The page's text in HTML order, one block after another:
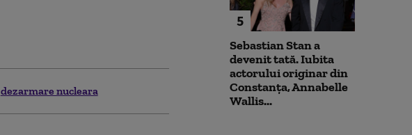
dezarmare nucleara
5
Sebastian Stan a
devenit tată. Iubita
actorului originar din
Constanța, Annabelle
Wallis...